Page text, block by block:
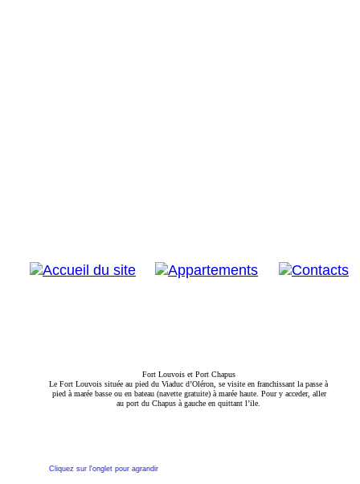
Cliquez sur l'onglet pour agrandir
Fort Louvois et Port Chapus
Le Fort Louvois située au pied du Viaduc d’Oléron, se visite en franchissant la passe à
pied à marée basse ou en bateau (navette gratuite) à marée haute. Pour y acceder, aller
au port du Chapus à gauche en quittant l’ile.